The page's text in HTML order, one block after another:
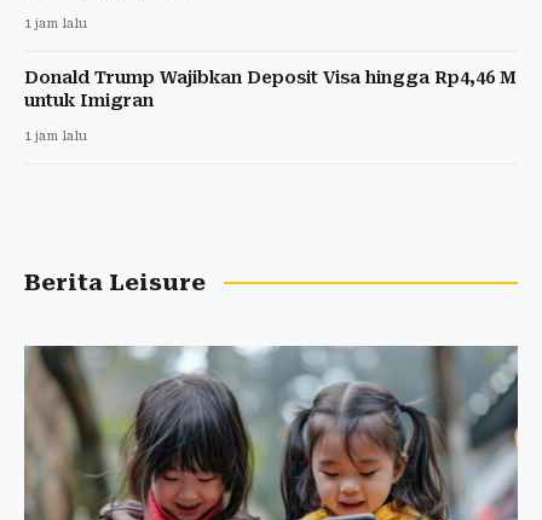
1 jam lalu
Donald Trump Wajibkan Deposit Visa hingga Rp4,46 M
untuk Imigran
1 jam lalu
Berita Leisure